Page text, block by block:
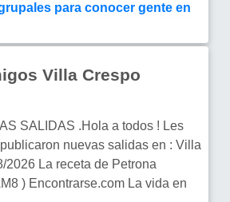
para conocer gente en
Villa Crespo
SALIDAS .Hola a todos ! Les
nuevas salidas en : Villa
2026 La receta de Petrona
) Encontrarse.com La vida en